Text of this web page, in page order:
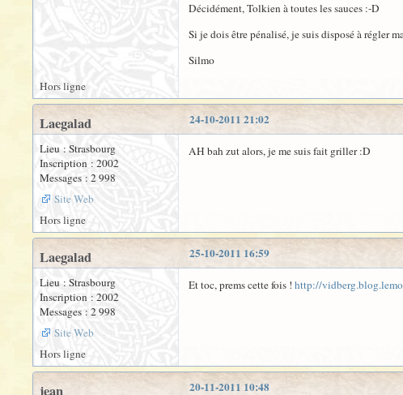
Décidément, Tolkien à toutes les sauces :-D
Si je dois être pénalisé, je suis disposé à régler
Silmo
Hors ligne
24-10-2011 21:02
Laegalad
Lieu : Strasbourg
Inscription : 2002
Messages : 2 998
Site Web
AH bah zut alors, je me suis fait griller :D
Hors ligne
25-10-2011 16:59
Laegalad
Lieu : Strasbourg
Inscription : 2002
Messages : 2 998
Site Web
Et toc, prems cette fois ! http://
Hors ligne
20-11-2011 10:48
jean